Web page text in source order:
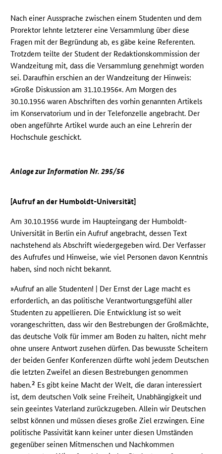
Nach einer Aussprache zwischen einem Studenten und dem
Prorektor lehnte letzterer eine Versammlung über diese
Fragen mit der Begründung ab, es gäbe keine Referenten.
Trotzdem teilte der Student der Redaktionskommission der
Wandzeitung mit, dass die Versammlung genehmigt worden
sei. Daraufhin erschien an der Wandzeitung der Hinweis:
»Große Diskussion am 31.10.1956«. Am Morgen des
30.10.1956 waren Abschriften des vorhin genannten Artikels
im Konservatorium und in der Telefonzelle angebracht. Der
oben angeführte Artikel wurde auch an eine Lehrerin der
Hochschule geschickt.
Anlage zur Information Nr. 295/56
[Aufruf an der Humboldt-Universität]
Am 30.10.1956 wurde im Haupteingang der Humboldt-
Universität in Berlin ein Aufruf angebracht, dessen Text
nachstehend als Abschrift wiedergegeben wird. Der Verfasser
des Aufrufes und Hinweise, wie viel Personen davon Kenntnis
haben, sind noch nicht bekannt.
»Aufruf an alle Studenten! | Der Ernst der Lage macht es
erforderlich, an das politische Verantwortungsgefühl aller
Studenten zu appellieren. Die Entwicklung ist so weit
vorangeschritten, dass wir den Bestrebungen der Großmächte,
das deutsche Volk für immer am Boden zu halten, nicht mehr
ohne unsere Antwort zusehen dürfen. Das bewusste Scheitern
der beiden Genfer Konferenzen dürfte wohl jedem Deutschen
die letzten Zweifel an diesen Bestrebungen genommen
haben.2 Es gibt keine Macht der Welt, die daran interessiert
ist, dem deutschen Volk seine Freiheit, Unabhängigkeit und
sein geeintes Vaterland zurückzugeben. Allein wir Deutschen
selbst können und müssen dieses große Ziel erzwingen. Eine
politische Passivität kann keiner unter diesen Umständen
gegenüber seinen Mitmenschen und Nachkommen